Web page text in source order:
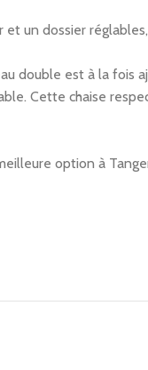
un dossier
double est à la fois
Cette chaise
option à